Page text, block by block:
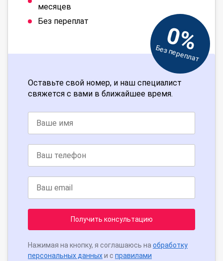
месяцев
Без переплат
0%
Без переплат
Оставьте свой номер, и наш специалист
свяжется с вами в ближайшее время.
Получить консультацию
Нажимая на кнопку, я соглашаюсь на обработку
персональных данныхи с правилами